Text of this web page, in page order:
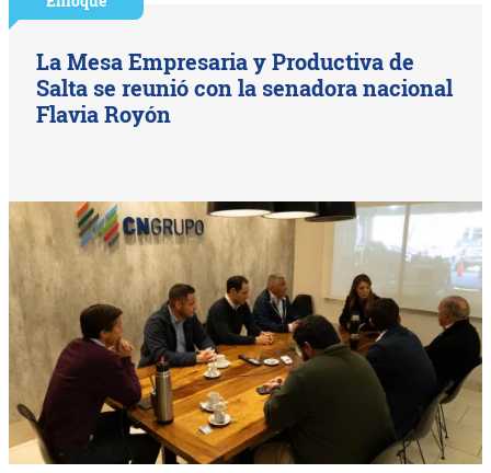
La Mesa Empresaria y Productiva de
Salta se reunió con la senadora nacional
Flavia Royón